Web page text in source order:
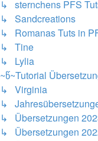
↳ sternchens PFS
↳ Sandcreations
↳ Romanas Tuts in
↳ Tine
↳ Lylia
~წ~Tutorial
↳ Virginia
↳
↳ Übersetzungen
↳ Übersetzungen